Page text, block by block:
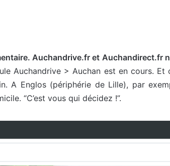
Auchandrive.fr et Auchandirect.fr
Auchandrive > Auchan est en cours. Et
A Englos (périphérie de Lille), par
“C’est vous qui décidez !”.